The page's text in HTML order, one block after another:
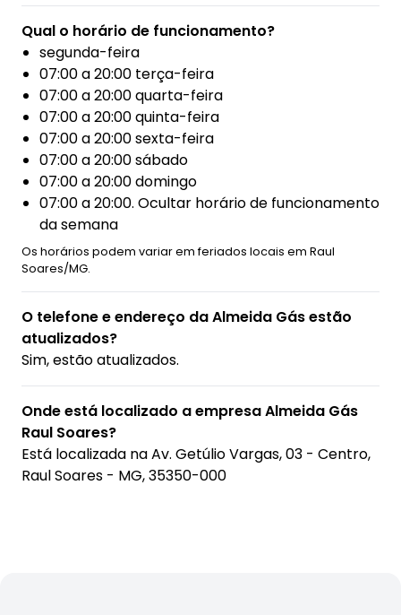
Qual o horário de funcionamento?
segunda-feira
07:00 a 20:00 terça-feira
07:00 a 20:00 quarta-feira
07:00 a 20:00 quinta-feira
07:00 a 20:00 sexta-feira
07:00 a 20:00 sábado
07:00 a 20:00 domingo
07:00 a 20:00. Ocultar horário de funcionamento
da semana
Os horários podem variar em feriados locais em Raul
Soares/MG.
O telefone e endereço da Almeida Gás estão
atualizados?
Sim, estão atualizados.
Onde está localizado a empresa Almeida Gás
Raul Soares?
Está localizada naAv. Getúlio Vargas, 03 - Centro,
Raul Soares - MG, 35350-000